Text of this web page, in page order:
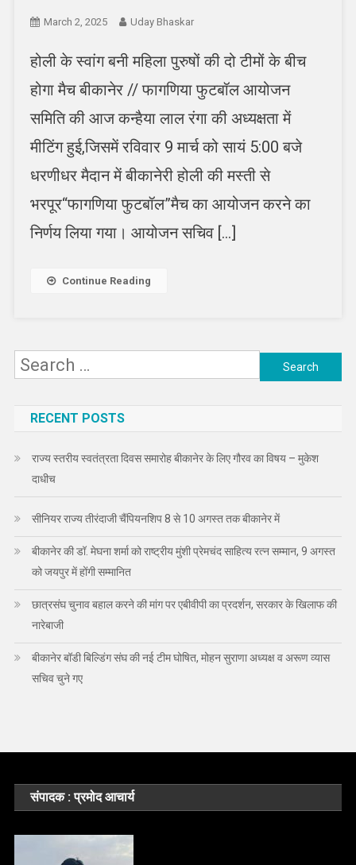
March 2, 2025 Uday Bhaskar
होली के स्वांग बनी महिला पुरुषों की दो टीमों के बीच
होगा मैच बीकानेर // फागणिया फुटबॉल आयोजन
समिति की आज कन्हैया लाल रंगा की अध्यक्षता में
मीटिंग हुई,जिसमें रविवार 9 मार्च को सायं 5:00 बजे
धरणीधर मैदान में बीकानेरी होली की मस्ती से
भरपूर“फागणिया फुटबॉल”मैच का आयोजन करने का
निर्णय लिया गया। आयोजन सचिव […]
Continue Reading
Search
RECENT POSTS
राज्य स्तरीय स्वतंत्रता दिवस समारोह बीकानेर के लिए गौरव का विषय – मुकेश
दाधीच
सीनियर राज्य तीरंदाजी चैंपियनशिप 8 से 10 अगस्त तक बीकानेर में
बीकानेर की डॉ. मेघना शर्मा को राष्ट्रीय मुंशी प्रेमचंद साहित्य रत्न सम्मान, 9 अगस्त
को जयपुर में होंगी सम्मानित
छात्रसंघ चुनाव बहाल करने की मांग पर एबीवीपी का प्रदर्शन, सरकार के खिलाफ की
नारेबाजी
बीकानेर बॉडी बिल्डिंग संघ की नई टीम घोषित, मोहन सुराणा अध्यक्ष व अरूण व्यास
सचिव चुने गए
संपादक : प्रमोद आचार्य